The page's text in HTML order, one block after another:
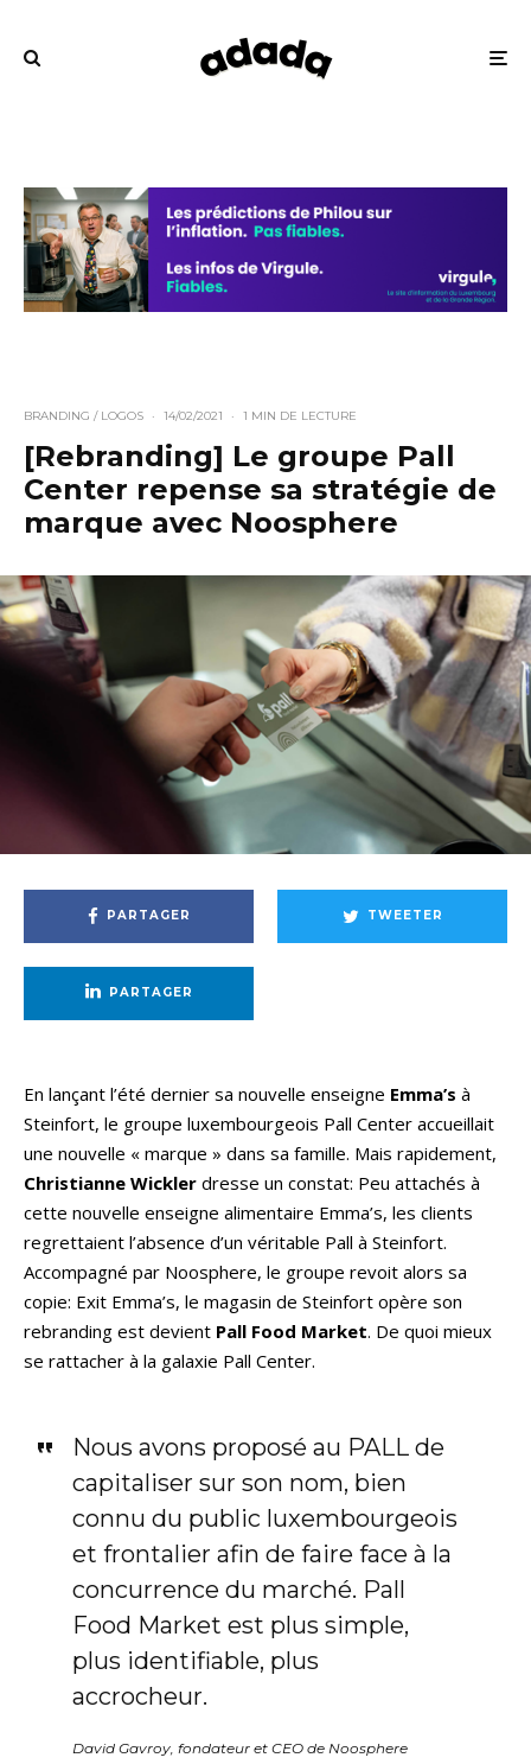
BRANDING / LOGOS · 14/02/2021 · 1 MIN DE LECTURE
[Rebranding] Le groupe Pall
Center repense sa stratégie de
marque avec Noosphere
PARTAGER TWEETER
PARTAGER
En lançant l’été dernier sa nouvelle enseigne Emma’s à
Steinfort, le groupe luxembourgeois Pall Center accueillait
une nouvelle « marque » dans sa famille. Mais rapidement,
Christianne Wickler dresse un constat: Peu attachés à
cette nouvelle enseigne alimentaire Emma’s, les clients
regrettaient l’absence d’un véritable Pall à Steinfort.
Accompagné par Noosphere, le groupe revoit alors sa
copie: Exit Emma’s, le magasin de Steinfort opère son
rebranding est devient Pall Food Market. De quoi mieux
se rattacher à la galaxie Pall Center.
Nous avons proposé au PALL de
capitaliser sur son nom, bien
connu du public luxembourgeois
et frontalier afin de faire face à la
concurrence du marché. Pall
Food Market est plus simple,
plus identifiable, plus
accrocheur.
David Gavroy, fondateur et CEO de Noosphere